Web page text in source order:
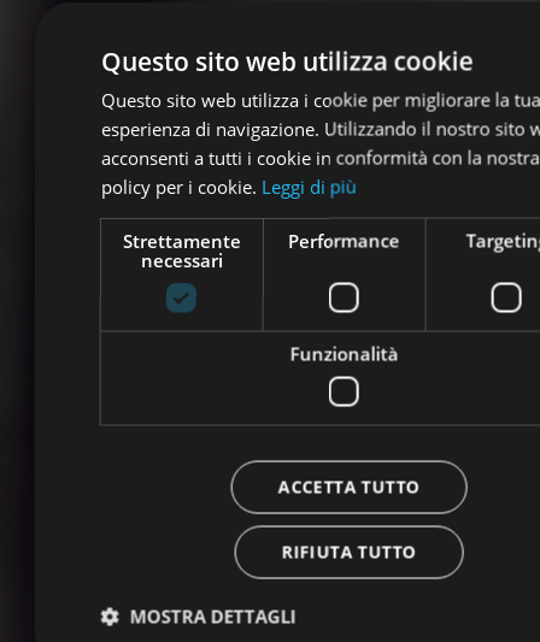
Questo sito web utilizza cookie
Questo sito web utilizza i cookie per migliorare la tua
esperienza di navigazione. Utilizzando il nostro sito
acconsenti a tutti i cookie in conformità con la nostra
policy per i cookie. Leggi di più
Strettamente
necessari
Performance
Funzionalità
ACCETTA TUTTO
RIFIUTA TUTTO
MOSTRA DETTAGLI